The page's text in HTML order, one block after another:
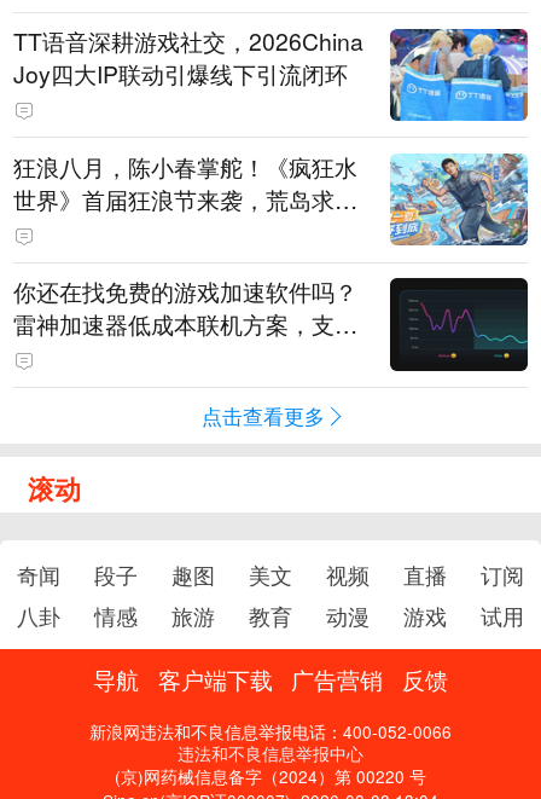
TT语音深耕游戏社交，2026China
Joy四大IP联动引爆线下引流闭环
狂浪八月，陈小春掌舵！《疯狂水
世界》首届狂浪节来袭，荒岛求生
直播即将开启
你还在找免费的游戏加速软件吗？
雷神加速器低成本联机方案，支持
免费试用
点击查看更多
滚动
奇闻 段子 趣图 美文 视频 直播
订阅
八卦
情感 旅游 教育 动漫 游戏 试用
导航 客户端下载 广告营销 反馈
新浪网违法和不良信息举报电话：400-052-0066
违法和不良信息举报中心
(京)网药械信息备字（2024）第 00220 号